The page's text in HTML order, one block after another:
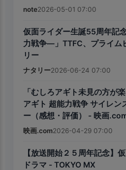
note2026-05-01 07:00
仮面ライダー生誕55周年記
力戦争—」TTFC、プライム
リー
ナタリー2026-06-24 07:00
「むしろアギト未見の方が
アギト 超能力戦争 サイレン
ー（感想・評価） - 映画
映画.com2026-04-29 07:00
【放送開始２５周年記念】
ドラマ - TOKYO MX